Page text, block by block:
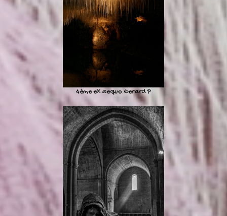
4ème ex aequo Gerard P